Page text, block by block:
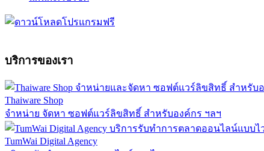
บริการของเรา
Thaiware Shop
จำหน่าย จัดหา ซอฟต์แวร์ลิขสิทธิ์ สำหรับองค์กร ฯลฯ
TumWai Digital Agency